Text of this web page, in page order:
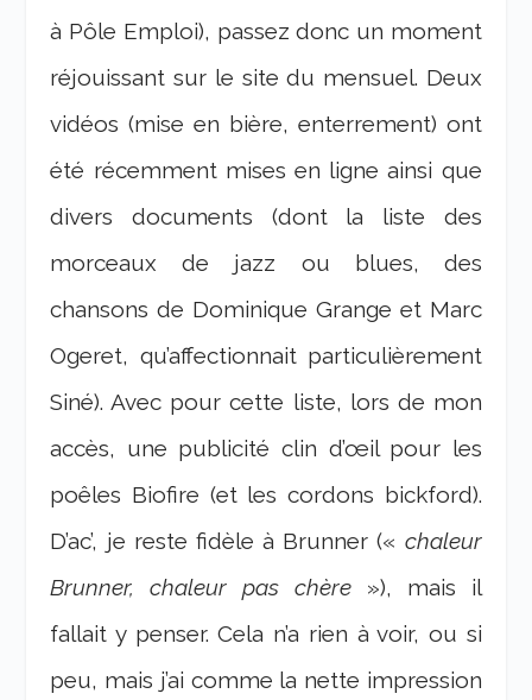
à Pôle Emploi), passez donc un moment
réjouissant sur le site du mensuel. Deux
vidéos (mise en bière, enterrement) ont
été récemment mises en ligne ainsi que
divers documents (dont la liste des
morceaux de jazz ou blues, des
chansons de Dominique Grange et Marc
Ogeret, qu’affectionnait particulièrement
Siné). Avec pour cette liste, lors de mon
accès, une publicité clin d’œil pour les
poêles Biofire (et les cordons bickford).
D’ac’, je reste fidèle à Brunner (« chaleur
Brunner, chaleur pas chère »), mais il
fallait y penser. Cela n’a rien à voir, ou si
peu, mais j’ai comme la nette impression